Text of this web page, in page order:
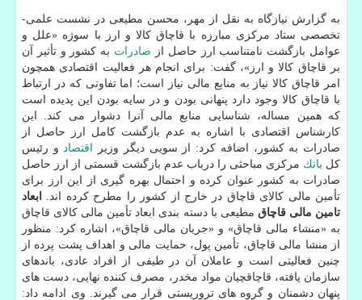
به گزارش نیازگاه به نقل از مهر، محسن مطیعی در نشست علمی-
تخصصی ستاد مركزی مبارزه با قاچاق كالا و ارز با سوژه «علل و
عوامل بازگشت نامتناسب ارز حاصل از صادرات به كشور و تأثیر آن
بر قاچاق كالا و ارز»، گفت: برای انجام هر فعالیت اقتصادی همچون
امر قاچاق كالا نیاز به منابع مالی نیاز است؛ اما تفاوتی كه در ارتباط
با قاچاق كالا وجود دارد پنهانی بودن و در سایه بودن این پدیده است
كه همین مساله، شناسایی منابع مالی آنرا دشوار می كند. این
كارشناس اقتصادی با اشاره به عدم بازگشت كامل ارز حاصل از
صادرات به كشور، اضافه كرد: از سویی دیگر وزیر
اقتصاد و رئیس
كل بانك مركزی مباحثی را درباب عدم بازگشت قسمتی از ارز حاصل
صادرات به كشور عنوان كرده و احتمال بهره گیری از این ارز برای
تأمین مالی كالای قاچاق در خارج از كشور را مطرح كرده اند.
ابعاد
تامین مالی قاچاق مطیعی با دسته بندی ابعاد تأمین مالی كالای قاچاق
به «منشاء مالی قاچاق» و «جریان مالی قاچاق»، اشاره كرد: منظور
از منشا مالی قاچاق، تأمین پول، حمایت مالی و اهداف پشت پرده از
چنین فعالیتی است و عاملان آن در طیفی از افراد عادی، باندهای
سازمان یافته، قاچاقچیان مواد مخدر، مصرف كننده نهایی، دست های
پنهان دشمنان و گروه های تروریستی قرار می گیرند. وی ادامه داد: